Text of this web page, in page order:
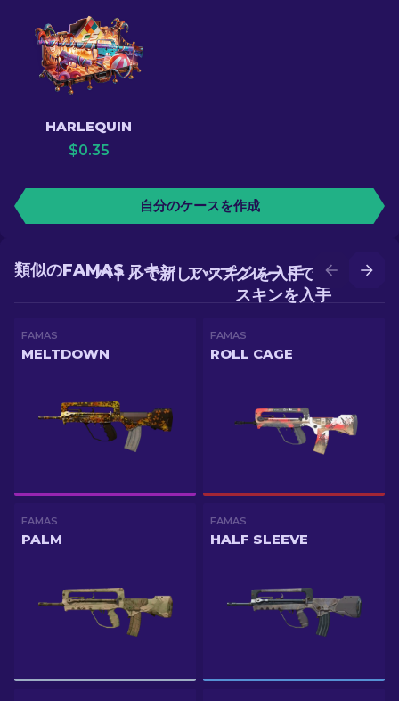
HARLEQUIN
$0.35
自分のケースを作成
アップグレードでより良い
スキンを入手
バトルで新しいスキンを入手
類似のFAMAS スキン
FAMAS
MELTDOWN
FAMAS
ROLL CAGE
FAMAS
PALM
FAMAS
HALF SLEEVE